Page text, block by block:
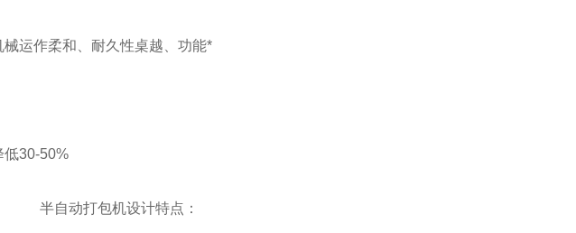
运作柔和、耐久性桌越、功能*
30-50%
半自动打包机设计特点：